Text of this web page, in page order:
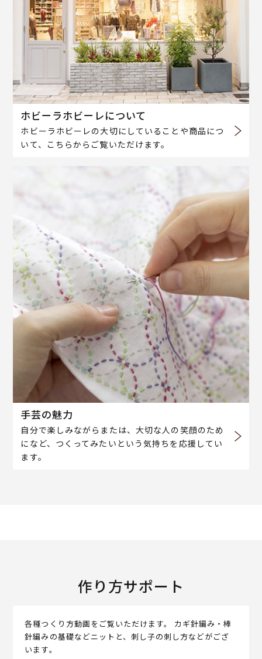
ホビーラホビーレについて
ホビーラホビーレの大切にしていることや商品につ
いて、こちらからご覧いただけます。
手芸の魅力
自分で楽しみながらまたは、大切な人の笑顔のため
になど、つくってみたいという気持ちを応援してい
ます。
作り方サポート
各種つくり方動画をご覧いただけます。 カギ針編み・棒
針編みの基礎などニットと、刺し子の刺し方などがござ
います。